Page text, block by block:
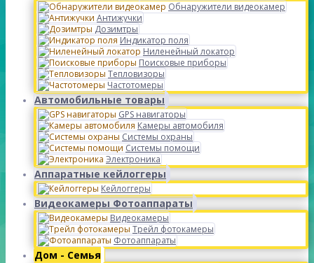
Обнаружители видеокамер
Антижучки
Дозимтры
Индикатор поля
Ниленейный локатор
Поисковые приборы
Тепловизоры
Частотомеры
Автомобильные товары
GPS навигаторы
Камеры автомобиля
Системы охраны
Системы помощи
Электроника
Аппаратные кейлоггеры
Кейлоггеры
Видеокамеры Фотоаппараты
Видеокамеры
Трейл фотокамеры
Фотоаппараты
Дом - Семья